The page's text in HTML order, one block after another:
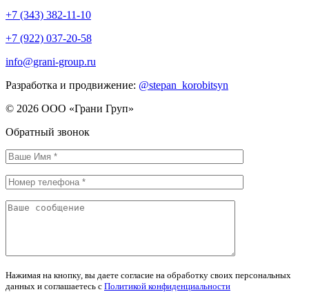
+7 (343) 382-11-10
+7 (922) 037-20-58
info@grani-group.ru
Разработка и продвижение: @stepan_korobitsyn
© 2026 ООО «Грани Груп»
Обратный звонок
Нажимая на кнопку, вы даете согласие на обработку своих персональных
данных и соглашаетесь с Политикой конфиденциальности